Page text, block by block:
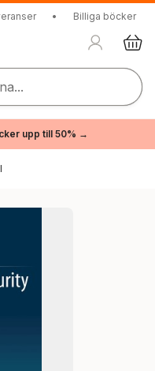
• Billiga böcker
upp till 50% →